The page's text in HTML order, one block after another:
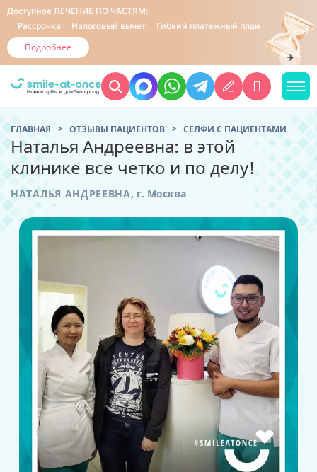
Доступное ЛЕЧЕНИЕ ПО ЧАСТЯМ:
Рассрочка
Налоговый вычет Гибкий платёжный план
Подробнее
ГЛАВНАЯ ОТЗЫВЫ ПАЦИЕНТОВ CЕЛФИ С ПАЦИЕНТАМИ
Наталья Андреевна: в этой
клинике все четко и по делу!
НАТАЛЬЯ АНДРЕЕВНА, г. Москва